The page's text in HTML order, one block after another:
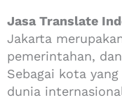
Jasa Translate
Jakarta
pemerintahan,
Sebagai kota
dunia